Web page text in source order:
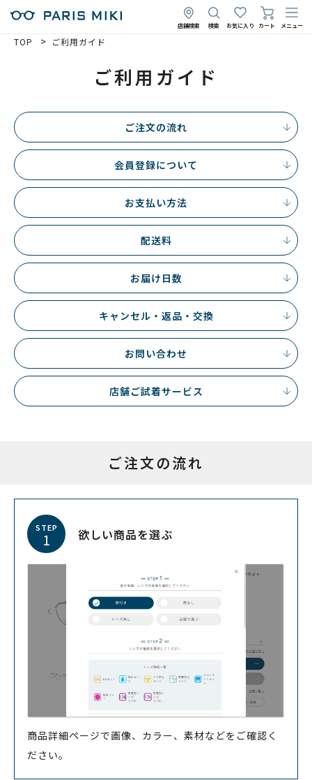
店舗検索 検索 お気に入り カート メニュー
TOP ご利用ガイド
ご利用ガイド
ご注文の流れ
会員登録について
お支払い方法
配送料
お届け日数
キャンセル・返品・交換
お問い合わせ
店舗ご試着サービス
ご注文の流れ
STEP
1 欲しい商品を選ぶ
商品詳細ページで画像、カラー、素材などをご確認く
ださい。